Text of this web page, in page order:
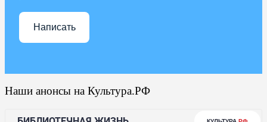
Написать
Наши анонсы на Культура.РФ